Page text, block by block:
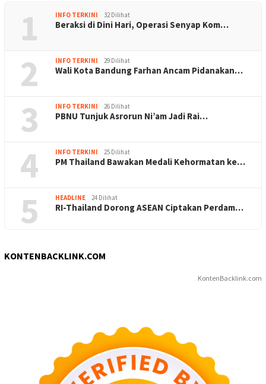
1 INFO TERKINI 32 Dilihat
Beraksi di Dini Hari, Operasi Senyap Kom…
2 INFO TERKINI 29 Dilihat
Wali Kota Bandung Farhan Ancam Pidanakan…
3 INFO TERKINI 26 Dilihat
PBNU Tunjuk Asrorun Ni’am Jadi Rai…
4 INFO TERKINI 25 Dilihat
PM Thailand Bawakan Medali Kehormatan ke…
5 HEADLINE 24 Dilihat
RI-Thailand Dorong ASEAN Ciptakan Perdam…
KONTENBACKLINK.COM
KontenBacklink.com